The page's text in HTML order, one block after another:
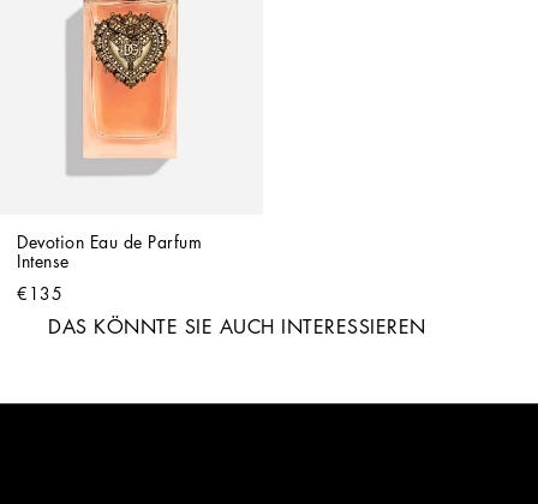
Devotion Eau de Parfum
Intense
€135
DAS KÖNNTE SIE AUCH INTERESSIEREN